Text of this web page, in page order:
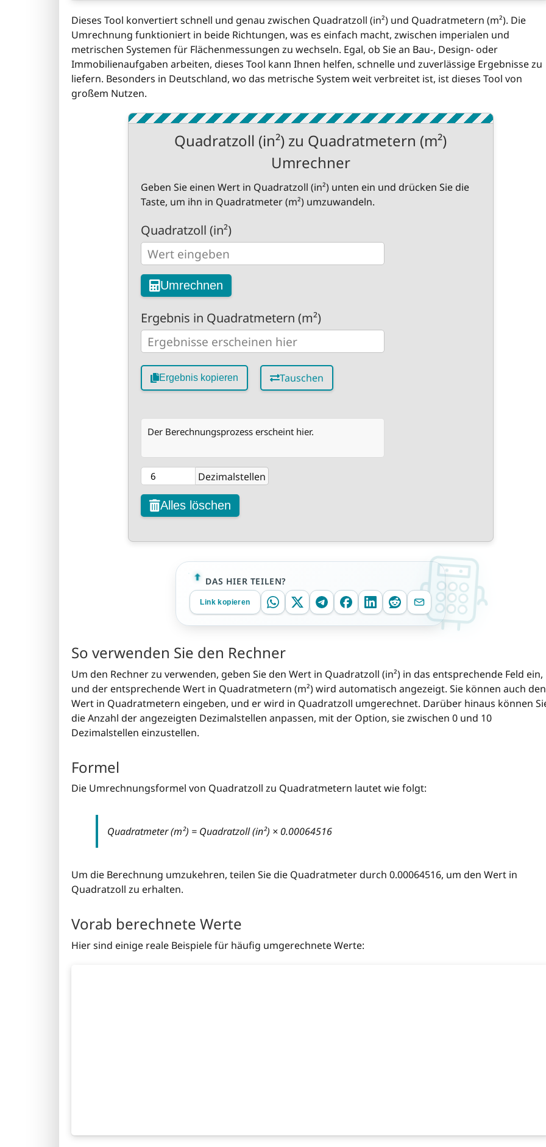
Dieses Tool konvertiert schnell und genau zwischen Quadratzoll (in²) und Quadratmetern (m²). Die
Umrechnung funktioniert in beide Richtungen, was es einfach macht, zwischen imperialen und
metrischen Systemen für Flächenmessungen zu wechseln. Egal, ob Sie an Bau-, Design- oder
Immobilienaufgaben arbeiten, dieses Tool kann Ihnen helfen, schnelle und zuverlässige Ergebnisse zu
liefern. Besonders in Deutschland, wo das metrische System weit verbreitet ist, ist dieses Tool von
großem Nutzen.
Quadratzoll (in²) zu Quadratmetern (m²)
Umrechner
Geben Sie einen Wert in Quadratzoll (in²) unten ein und drücken Sie die
Taste, um ihn in Quadratmeter (m²) umzuwandeln.
Quadratzoll (in²)
Umrechnen
Ergebnis in Quadratmetern (m²)
Ergebnis kopieren Tauschen
Der Berechnungsprozess erscheint hier.
Dezimalstellen
Alles löschen
DAS HIER TEILEN?
Link kopieren
So verwenden Sie den Rechner
Um den Rechner zu verwenden, geben Sie den Wert in Quadratzoll (in²) in das entsprechende Feld ein,
und der entsprechende Wert in Quadratmetern (m²) wird automatisch angezeigt. Sie können auch den
Wert in Quadratmetern eingeben, und er wird in Quadratzoll umgerechnet. Darüber hinaus können
die Anzahl der angezeigten Dezimalstellen anpassen, mit der Option, sie zwischen 0 und 10
Dezimalstellen einzustellen.
Formel
Die Umrechnungsformel von Quadratzoll zu Quadratmetern lautet wie folgt:
Quadratmeter (m²) = Quadratzoll (in²) × 0.00064516
Um die Berechnung umzukehren, teilen Sie die Quadratmeter durch 0.00064516, um den Wert in
Quadratzoll zu erhalten.
Vorab berechnete Werte
Hier sind einige reale Beispiele für häufig umgerechnete Werte: